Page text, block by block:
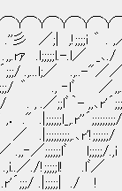
， .l
,!;;;;i ゛ .
.l／ _､./
／ .,..-"／
‐lﾞ ／ ,,.rｧ
.／;;lﾞ ｀- ,,､
."
､r'!;;;;;;/
ﾞ l;;;;;/.,i / ,i
.lﾞ／ .ﾞ
.|;;;;;| ./ !